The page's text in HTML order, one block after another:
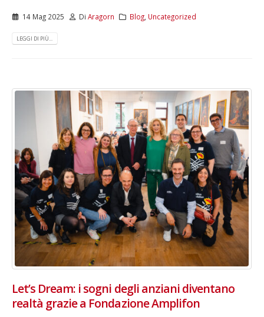
14 Mag 2025 DiAragorn Blog, Uncategorized
LEGGI DI PIÙ...
Let’s Dream: i sogni degli anziani diventano
realtà grazie a Fondazione Amplifon